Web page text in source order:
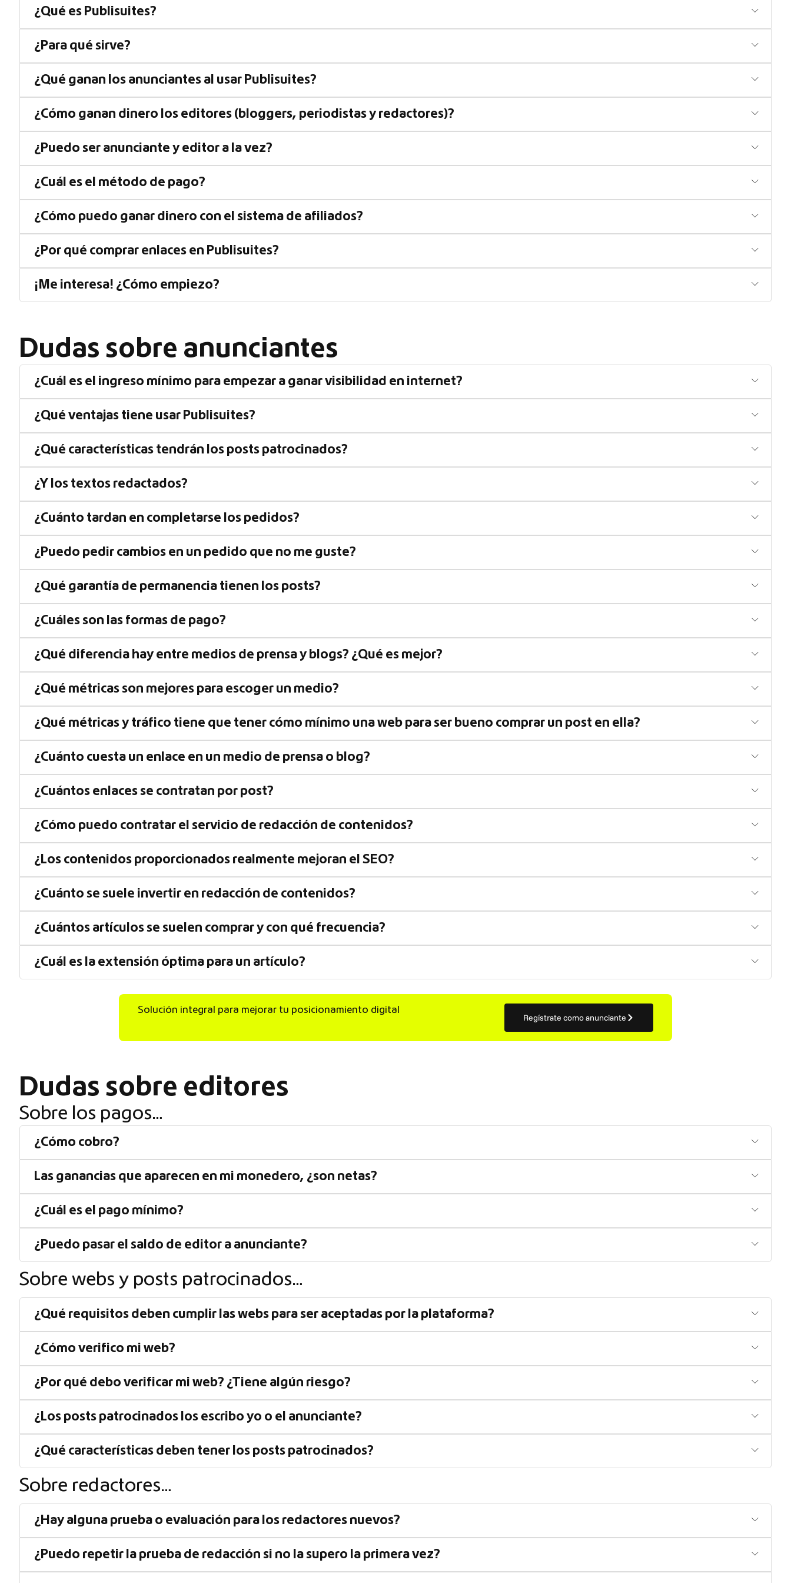
¿Qué es Publisuites?
¿Para qué sirve?
¿Qué ganan los anunciantes al usar Publisuites?
¿Cómo ganan dinero los editores (bloggers, periodistas y redactores)?
¿Puedo ser anunciante y editor a la vez?
¿Cuál es el método de pago?
¿Cómo puedo ganar dinero con el sistema de afiliados?
¿Por qué comprar enlaces en Publisuites?
¡Me interesa! ¿Cómo empiezo?
Dudas sobre anunciantes
¿Cuál es el ingreso mínimo para empezar a ganar visibilidad en internet?
¿Qué ventajas tiene usar Publisuites?
¿Qué características tendrán los posts patrocinados?
¿Y los textos redactados?
¿Cuánto tardan en completarse los pedidos?
¿Puedo pedir cambios en un pedido que no me guste?
¿Qué garantía de permanencia tienen los posts?
¿Cuáles son las formas de pago?
¿Qué diferencia hay entre medios de prensa y blogs? ¿Qué es mejor?
¿Qué métricas son mejores para escoger un medio?
¿Qué métricas y tráfico tiene que tener cómo mínimo una web para ser bueno comprar un post en ella?
¿Cuánto cuesta un enlace en un medio de prensa o blog?
¿Cuántos enlaces se contratan por post?
¿Cómo puedo contratar el servicio de redacción de contenidos?
¿Los contenidos proporcionados realmente mejoran el SEO?
¿Cuánto se suele invertir en redacción de contenidos?
¿Cuántos artículos se suelen comprar y con qué frecuencia?
¿Cuál es la extensión óptima para un artículo?
Solución integral para mejorar tu posicionamiento digital
Regístrate como anunciante
Dudas sobre editores
Sobre los pagos…
¿Cómo cobro?
Las ganancias que aparecen en mi monedero, ¿son netas?
¿Cuál es el pago mínimo?
¿Puedo pasar el saldo de editor a anunciante?
Sobre webs y posts patrocinados…
¿Qué requisitos deben cumplir las webs para ser aceptadas por la plataforma?
¿Cómo verifico mi web?
¿Por qué debo verificar mi web? ¿Tiene algún riesgo?
¿Los posts patrocinados los escribo yo o el anunciante?
¿Qué características deben tener los posts patrocinados?
Sobre redactores…
¿Hay alguna prueba o evaluación para los redactores nuevos?
¿Puedo repetir la prueba de redacción si no la supero la primera vez?